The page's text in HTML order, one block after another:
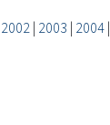
2002| 2003 | 2004|